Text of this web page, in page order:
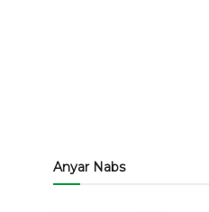
Anyar Nabs